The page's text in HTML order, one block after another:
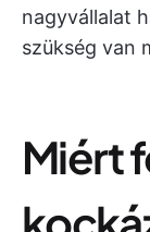
nagyvállalat
szükség van
Miért